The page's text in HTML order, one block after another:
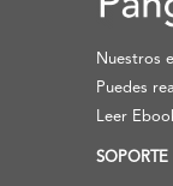
Nuestros
Puedes
Leer
SOPORTE